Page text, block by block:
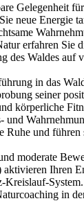
Gelegenheit
neue Energie
erfahren Sie
des Waldes auf
in das
seiner
körperliche
und
Ruhe und führen
moderate
Ihren
Kreislauf-System.
in